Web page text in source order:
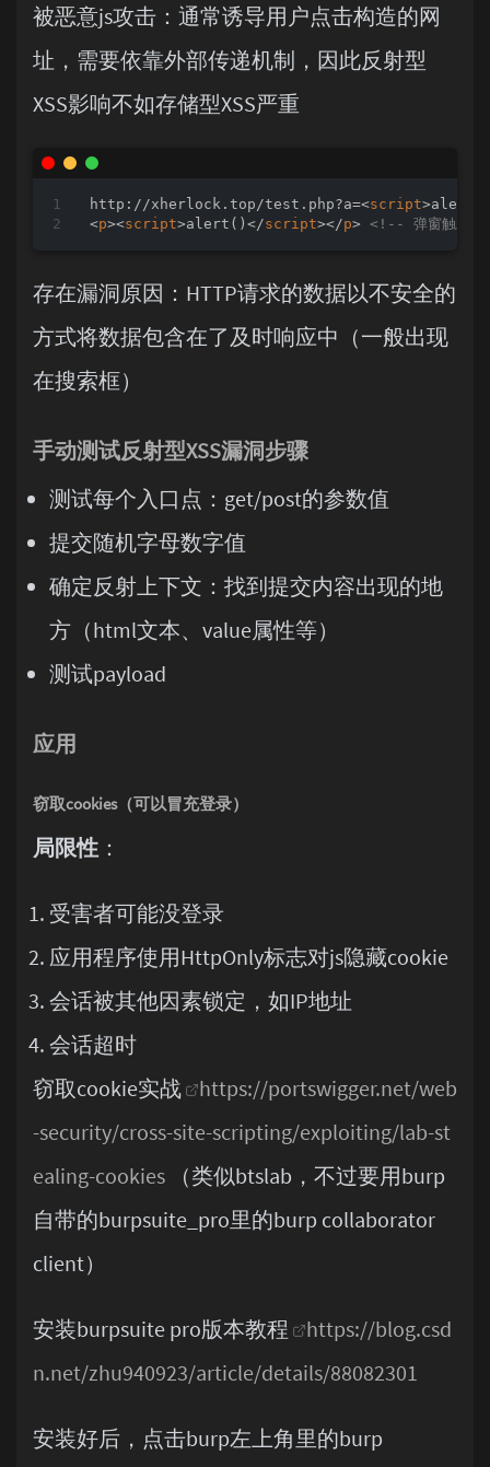
被恶意js攻击：通常诱导用户点击构造的网
址，需要依靠外部传递机制，因此反射型
XSS影响不如存储型XSS严重
http://xherlock.top/test.php?a=<script>
<p><script>alert() </script></p> <!-- 弹窗触发,里
存在漏洞原因：HTTP请求的数据以不安全的
方式将数据包含在了及时响应中（一般出现
在搜索框）
手动测试反射型XSS漏洞步骤
测试每个入口点：get/post的参数值
提交随机字母数字值
确定反射上下文：找到提交内容出现的地
方（html文本、value属性等）
测试payload
应用
窃取cookies（可以冒充登录）
局限性 ：
受害者可能没登录
应用程序使用HttpOnly标志对js隐藏cookie
会话被其他因素锁定，如IP地址
会话超时
窃取cookie实战
https://portswigger.net/web
-security/cross-site-scripting/exploiting/lab-st
ealing-cookies （类似btslab，不过要用burp
自带的burpsuite_pro里的burp collaborator
client）
安装burpsuite pro版本教程
https://blog.csd
n.net/zhu940923/article/details/88082301
安装好后，点击burp左上角里的burp